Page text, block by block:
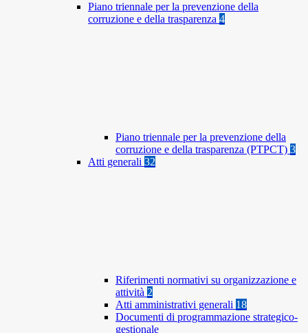
Piano triennale per la prevenzione della
corruzione e della trasparenza 4
Piano triennale per la prevenzione della
corruzione e della trasparenza (PTPCT) 3
Atti generali 32
Riferimenti normativi su organizzazione e
attività 2
Atti amministrativi generali 18
Documenti di programmazione strategico-
gestionale